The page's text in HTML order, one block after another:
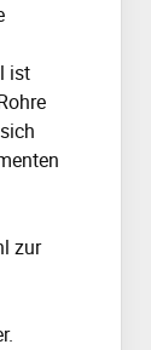
ist
zur